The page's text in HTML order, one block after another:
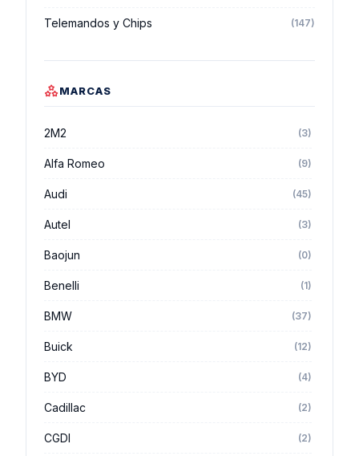
Telemandos y Chips (147)
MARCAS
2M2 (3)
Alfa Romeo (9)
Audi (45)
Autel (3)
Baojun (0)
Benelli (1)
BMW (37)
Buick (12)
BYD (4)
Cadillac (2)
CGDI (2)